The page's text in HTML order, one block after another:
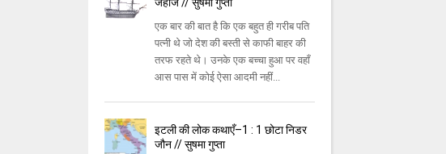
एक बार की बात है कि एक बहुत ही गरीब पति
पत्नी थे जो देश की बस्ती से काफी बाहर की
तरफ रहते थे। उनके एक बच्चा हुआ पर वहाँ
आस पास में कोई ऐसा आदमी नहीं...
इटली की लोक कथाएँ–1 : 1 छोटा निडर
जौन // सुषमा गुप्ता